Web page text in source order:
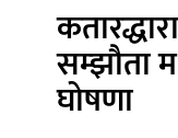
सम्झौता
घोषणा